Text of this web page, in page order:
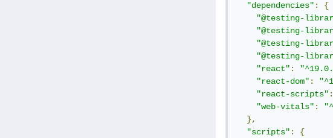
"dependencies" :
{
"@testing-
"@testing-
"@testing-
"@testing-
"react" :
"react-dom" :
"react-scripts" :
"web-vitals" :
},
"scripts" :
{